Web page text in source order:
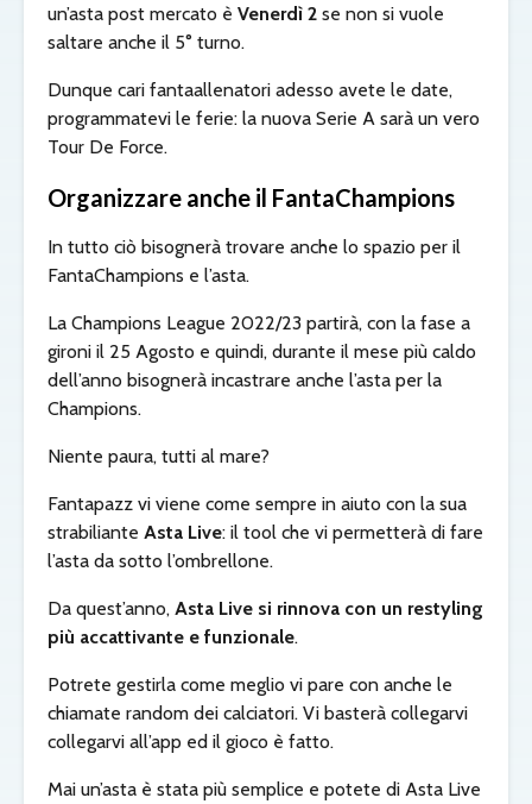
un’asta post mercato è Venerdì 2 se non si vuole
saltare anche il 5° turno.
Dunque cari fantaallenatori adesso avete le date,
programmatevi le ferie: la nuova Serie A sarà un vero
Tour De Force.
Organizzare anche il FantaChampions
In tutto ciò bisognerà trovare anche lo spazio per il
FantaChampions e l’asta.
La Champions League 2022/23 partirà, con la fase a
gironi il 25 Agosto e quindi, durante il mese più caldo
dell’anno bisognerà incastrare anche l’asta per la
Champions.
Niente paura, tutti al mare?
Fantapazz vi viene come sempre in aiuto con la sua
strabiliante Asta Live: il tool che vi permetterà di fare
l’asta da sotto l’ombrellone.
Da quest’anno, Asta Live si rinnova con un restyling
più accattivante e funzionale.
Potrete gestirla come meglio vi pare con anche le
chiamate random dei calciatori. Vi basterà collegarvi
collegarvi all’app ed il gioco è fatto.
Mai un’asta è stata più semplice e potete di Asta Live